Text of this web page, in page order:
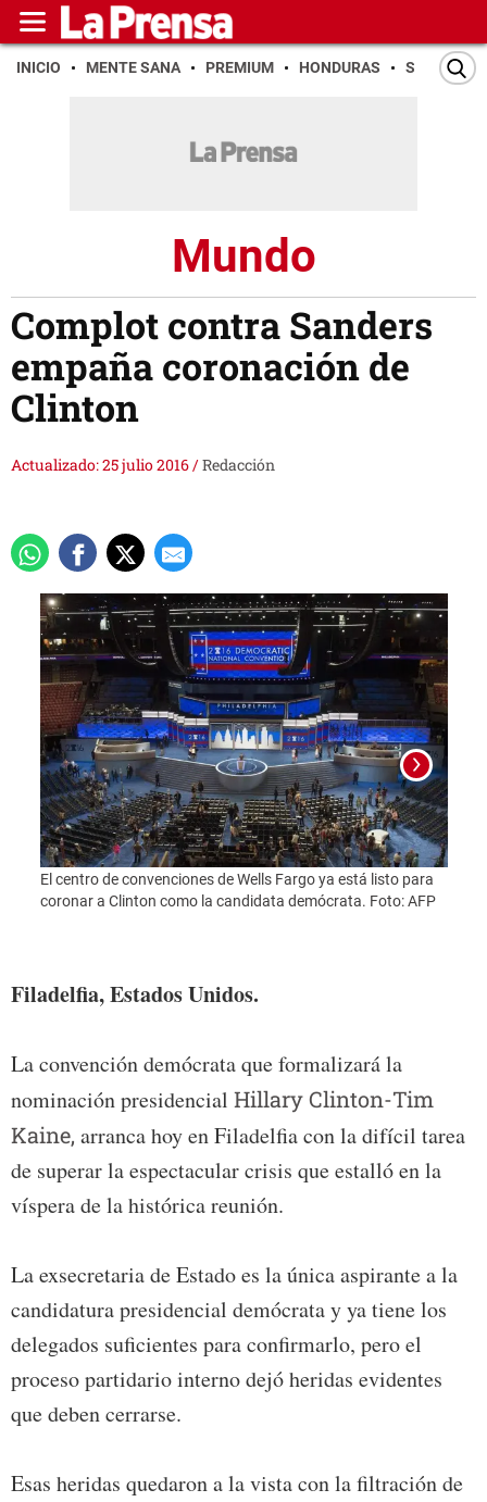
INICIO MENTE SANA PREMIUM HONDURAS SAN PEDRO
Mundo
Complot contra Sanders
empaña coronación de
Clinton
Actualizado: 25 julio 2016/Redacción
El centro de convenciones de Wells Fargo ya está listo para
coronar a Clinton como la candidata demócrata. Foto: AFP
Filadelfia, Estados Unidos.
La convención demócrata que formalizará la
nominación presidencial Hillary Clinton-Tim
Kaine, arranca hoy en Filadelfia con la difícil tarea
de superar la espectacular crisis que estalló en la
víspera de la histórica reunión.
La exsecretaria de Estado es la única aspirante a la
candidatura presidencial demócrata y ya tiene los
delegados suficientes para confirmarlo, pero el
proceso partidario interno dejó heridas evidentes
que deben cerrarse.
Esas heridas quedaron a la vista con la filtración de